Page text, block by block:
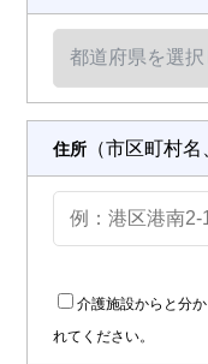
住所（市区町村名
介護施設からと分
れてください。